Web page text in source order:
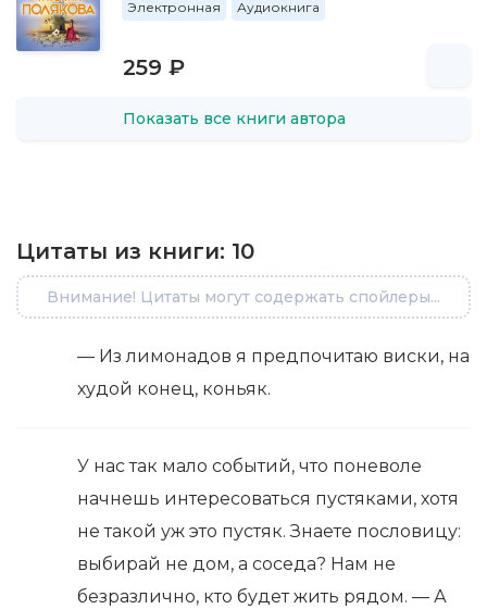
Электронная Аудиокнига
259 ₽
Показать все книги автора
Цитаты из книги: 10
Внимание! Цитаты могут содержать спойлеры...
— Из лимонадов я предпочитаю виски, на
худой конец, коньяк.
У нас так мало событий, что поневоле
начнешь интересоваться пустяками, хотя
не такой уж это пустяк. Знаете пословицу:
выбирай не дом, а соседа? Нам не
безразлично, кто будет жить рядом. — А